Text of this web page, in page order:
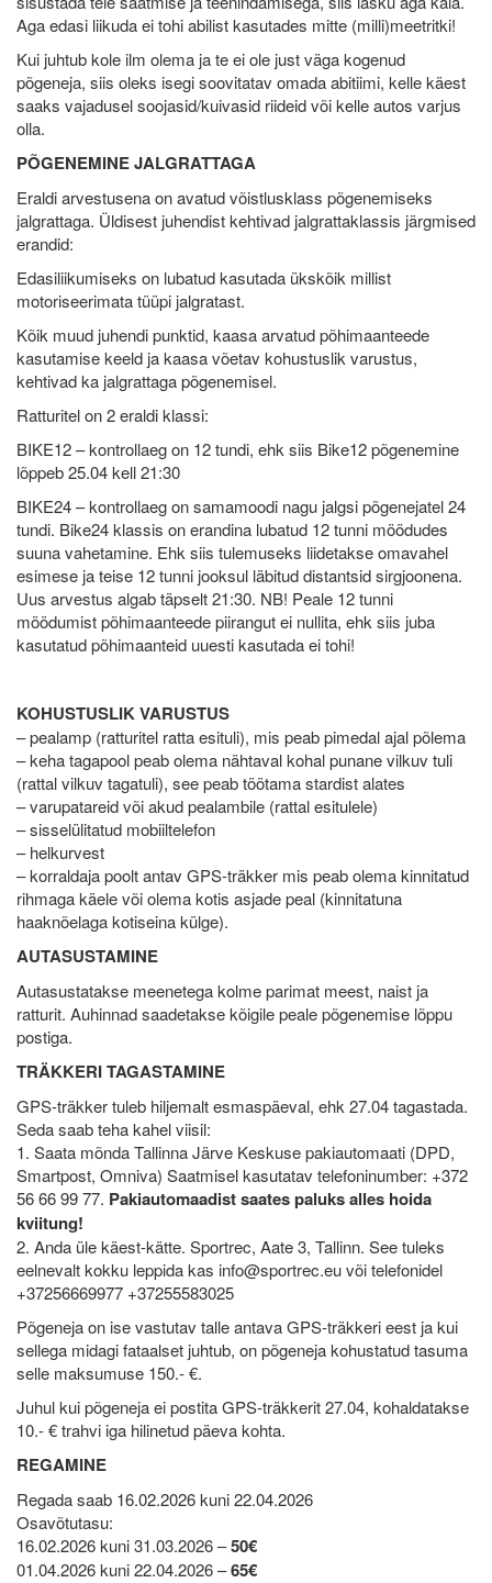
Aga edasi liikuda ei tohi abilist kasutades mitte (milli)meetritki!
Kui juhtub kole ilm olema ja te ei ole just väga kogenud
põgeneja, siis oleks isegi soovitatav omada abitiimi, kelle käest
saaks vajadusel soojasid/kuivasid riideid või kelle autos varjus
olla.
PÕGENEMINE JALGRATTAGA
Eraldi arvestusena on avatud võistlusklass põgenemiseks
jalgrattaga. Üldisest juhendist kehtivad jalgrattaklassis järgmised
erandid:
Edasiliikumiseks on lubatud kasutada ükskõik millist
motoriseerimata tüüpi jalgratast.
Kõik muud juhendi punktid, kaasa arvatud põhimaanteede
kasutamise keeld ja kaasa võetav kohustuslik varustus,
kehtivad ka jalgrattaga põgenemisel.
Ratturitel on 2 eraldi klassi:
BIKE12 – kontrollaeg on 12 tundi, ehk siis Bike12 põgenemine
lõppeb 25.04 kell 21:30
BIKE24 – kontrollaeg on samamoodi nagu jalgsi põgenejatel 24
tundi. Bike24 klassis on erandina lubatud 12 tunni möödudes
suuna vahetamine. Ehk siis tulemuseks liidetakse omavahel
esimese ja teise 12 tunni jooksul läbitud distantsid sirgjoonena.
Uus arvestus algab täpselt 21:30. NB! Peale 12 tunni
möödumist põhimaanteede piirangut ei nullita, ehk siis juba
kasutatud põhimaanteid uuesti kasutada ei tohi!
KOHUSTUSLIK VARUSTUS
– pealamp (ratturitel ratta esituli), mis peab pimedal ajal põlema
– keha tagapool peab olema nähtaval kohal punane vilkuv tuli
(rattal vilkuv tagatuli), see peab töötama stardist alates
– varupatareid või akud pealambile (rattal esitulele)
– sisselülitatud mobiiltelefon
– helkurvest
– korraldaja poolt antav GPS-träkker mis peab olema kinnitatud
rihmaga käele või olema kotis asjade peal (kinnitatuna
haaknõelaga kotiseina külge).
AUTASUSTAMINE
Autasustatakse meenetega kolme parimat meest, naist ja
ratturit. Auhinnad saadetakse kõigile peale põgenemise lõppu
postiga.
TRÄKKERI TAGASTAMINE
GPS-träkker tuleb hiljemalt esmaspäeval, ehk 27.04 tagastada.
Seda saab teha kahel viisil:
1. Saata mõnda Tallinna Järve Keskuse pakiautomaati (DPD,
Smartpost, Omniva) Saatmisel kasutatav telefoninumber: +372
56 66 99 77. Pakiautomaadist saates paluks alles hoida
kviitung!
2. Anda üle käest-kätte. Sportrec, Aate 3, Tallinn. See tuleks
eelnevalt kokku leppida kas info@sportrec.eu või telefonidel
+37256669977 +37255583025
Põgeneja on ise vastutav talle antava GPS-träkkeri eest ja kui
sellega midagi fataalset juhtub, on põgeneja kohustatud tasuma
selle maksumuse 150.- €.
Juhul kui põgeneja ei postita GPS-träkkerit 27.04, kohaldatakse
10.- € trahvi iga hilinetud päeva kohta.
REGAMINE
Regada saab 16.02.2026 kuni 22.04.2026
Osavõtutasu:
16.02.2026 kuni 31.03.2026 –50€
01.04.2026 kuni 22.04.2026 –65€